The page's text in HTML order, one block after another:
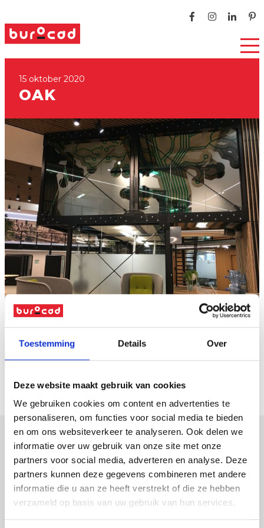
Toestemming Details Over
Deze website maakt gebruik van cookies
We gebruiken cookies om content en advertenties te
personaliseren, om functies voor social media te bieden
en om ons websiteverkeer te analyseren. Ook delen we
informatie over uw gebruik van onze site met onze
partners voor social media, adverteren en analyse. Deze
partners kunnen deze gegevens combineren met andere
informatie die u aan ze heeft verstrekt of die ze hebben
verzameld op basis van uw gebruik van hun services.
15 oktober 2020
OAK
Naar overzicht
Vraag offerte
verpakkingen
displays
promotiemateriaal